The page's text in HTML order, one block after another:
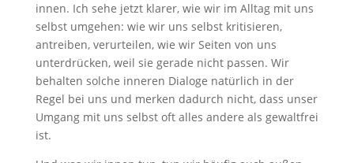
innen. Ich sehe jetzt klarer, wie wir im Alltag mit uns
selbst umgehen: wie wir uns selbst kritisieren,
antreiben, verurteilen, wie wir Seiten von uns
unterdrücken, weil sie gerade nicht passen. Wir
behalten solche inneren Dialoge natürlich in der
Regel bei uns und merken dadurch nicht, dass unser
Umgang mit uns selbst oft alles andere als gewaltfrei
ist.